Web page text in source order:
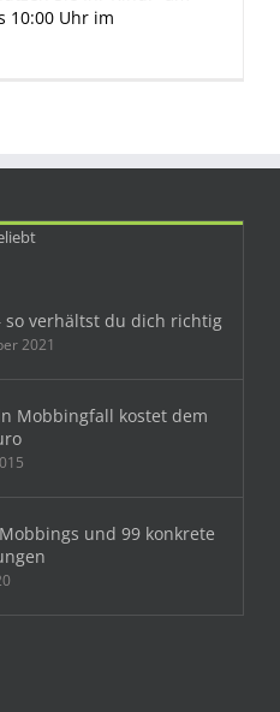
10:00 Uhr im
so verhältst du dich richtig
2021
Mobbingfall kostet dem
und 99 konkrete